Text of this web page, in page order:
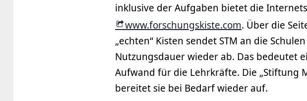
inklusive der Aufgaben bietet die
www.forschungskiste.com. Über die
„echten“ Kisten sendet STM an die
Nutzungsdauer wieder ab. Das bedeutet
Aufwand für die Lehrkräfte. Die „Stiftung
bereitet sie bei Bedarf wieder auf.